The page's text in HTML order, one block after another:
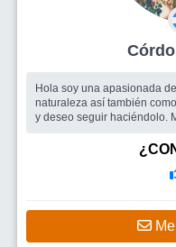
Hola soy una apasionada
naturaleza así también
y deseo seguir haciéndolo.
Amigos y por qué